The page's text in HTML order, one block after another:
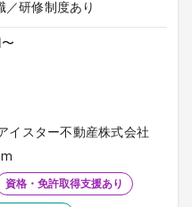
／研修制度あり
スター不動産株式会社
資格・免許取得支援あり